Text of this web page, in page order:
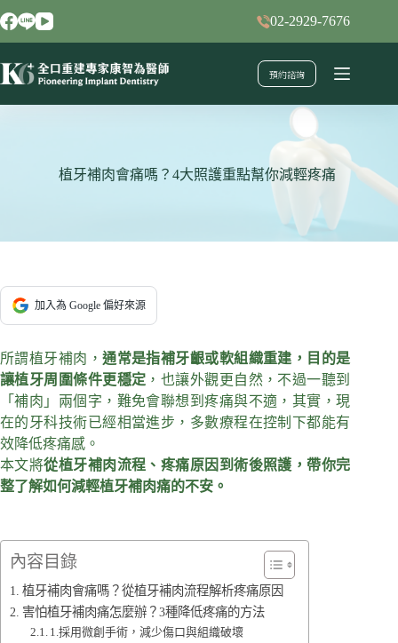
跳
至
要
02-2929-7676
預約諮詢
植牙補肉會痛嗎？4大照護重點幫你減輕疼痛
加入為 Google 偏好來源
所謂植牙補肉，通常是指補牙齦或軟組織重建，目的是
讓植牙周圍條件更穩定 ，也讓外觀更自然，不過一聽到
「補肉」兩個字，難免會聯想到疼痛與不適，其實，現
在的牙科技術已經相當進步，多數療程在控制下都能有
效降低疼痛感。
本文將從植牙補肉流程、疼痛原因到術後照護，帶你完
整了解如何減輕植牙補肉痛的不安。
內容目錄
植牙補肉會痛嗎？從植牙補肉流程解析疼痛原因
害怕植牙補肉痛怎麼辦？3種降低疼痛的方法
1.採用微創手術，減少傷口與組織破壞